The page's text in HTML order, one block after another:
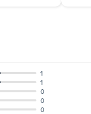
0
0
0
1
1